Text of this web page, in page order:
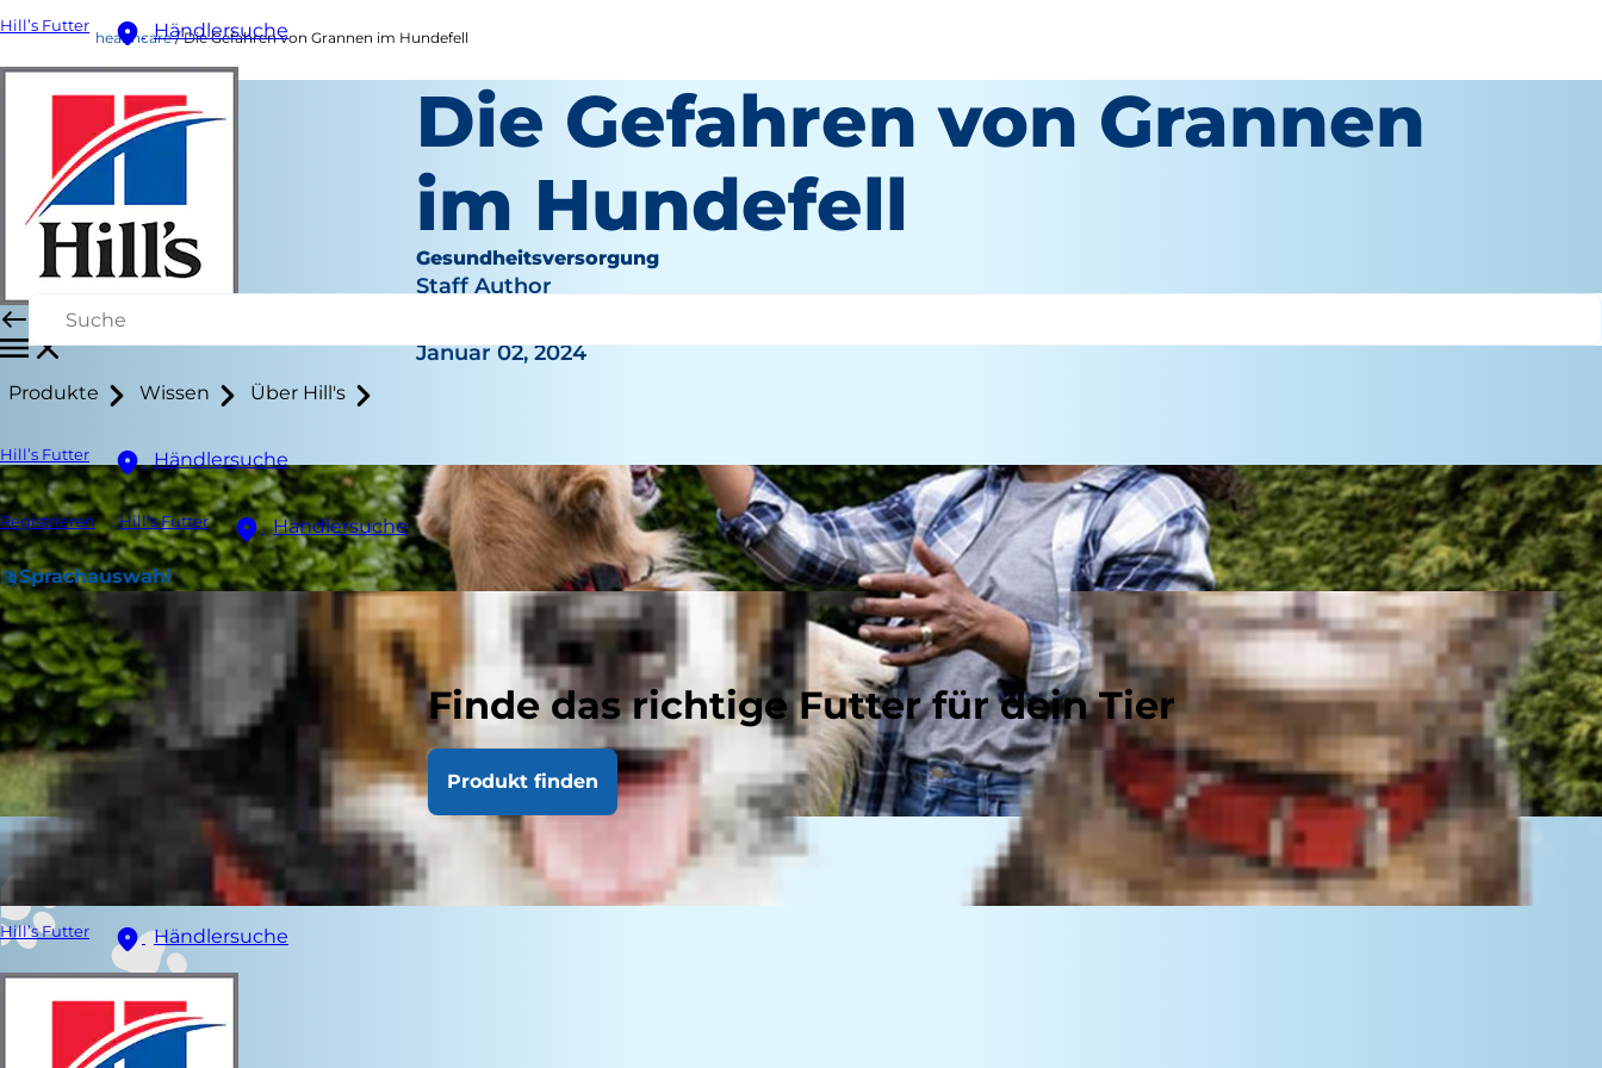
Hill’s Futter Händlersuche
Produkte Wissen Über Hill's
Hill’s Futter Händlersuche
Registrieren Hill’s Futter Händlersuche
Sprachauswahl
Finde das richtige Futter für dein Tier
Produkt finden
Hill’s Futter Händlersuche
healthcare Die Gefahren von Grannen im Hundefell
Die Gefahren von Grannen
im Hundefell
Gesundheitsversorgung
Staff Author
Januar 02, 2024